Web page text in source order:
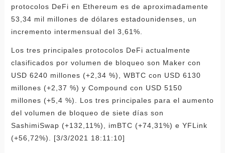
protocolos DeFi en Ethereum es de aproximadamente
53,34 mil millones de dólares estadounidenses, un
incremento intermensual del 3,61%.
Los tres principales protocolos DeFi actualmente
clasificados por volumen de bloqueo son Maker con
USD 6240 millones (+2,34 %), WBTC con USD 6130
millones (+2,37 %) y Compound con USD 5150
millones (+5,4 %). Los tres principales para el aumento
del volumen de bloqueo de siete días son
SashimiSwap (+132,11%), imBTC (+74,31%) e YFLink
(+56,72%). [3/3/2021 18:11:10]